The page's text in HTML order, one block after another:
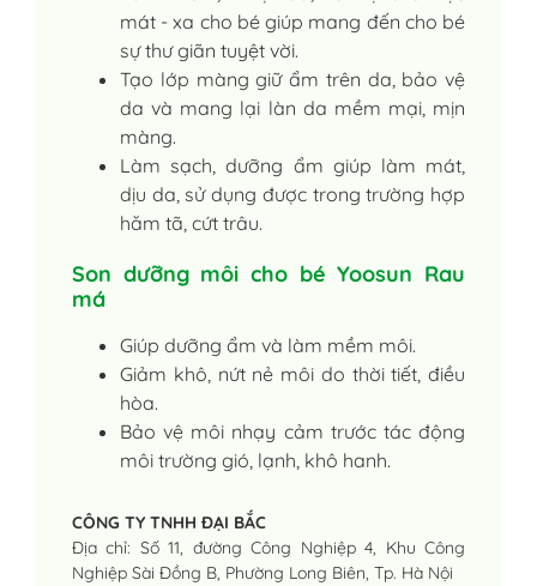
mát - xa cho bé giúp mang đến cho bé
sự thư giãn tuyệt vời.
Tạo lớp màng giữ ẩm trên da, bảo vệ
da và mang lại làn da mềm mại, mịn
màng.
Làm sạch, dưỡng ẩm giúp làm mát,
dịu da, sử dụng được trong trường hợp
hăm tã, cứt trâu.
Son dưỡng môi cho bé Yoosun Rau
má
Giúp dưỡng ẩm và làm mềm môi.
Giảm khô, nứt nẻ môi do thời tiết, điều
hòa.
Bảo vệ môi nhạy cảm trước tác động
môi trường gió, lạnh, khô hanh.
CÔNG TY TNHH ĐẠI BẮC
Địa chỉ: Số 11, đường Công Nghiệp 4, Khu Công
Nghiệp Sài Đồng B, Phường Long Biên, Tp. Hà Nội